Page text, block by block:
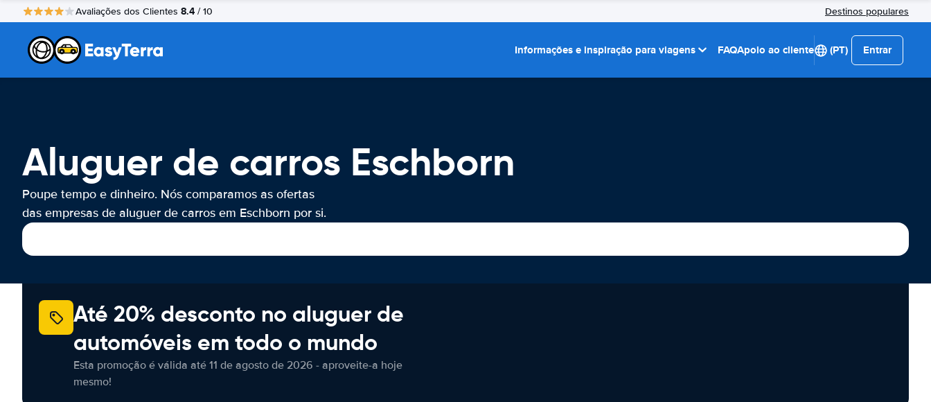
Avaliações dos Clientes 8.4 / 10 Destinos populares
Informações e inspiração para viagens FAQApoio ao cliente (PT) Entrar
Aluguer de carros Eschborn
Poupe tempo e dinheiro. Nós comparamos as ofertas
das empresas de aluguer de carros em Eschborn por si.
Até 20% desconto no aluguer de
automóveis em todo o mundo
Esta promoção é válida até 11 de agosto de 2026 - aproveite-a hoje
mesmo!